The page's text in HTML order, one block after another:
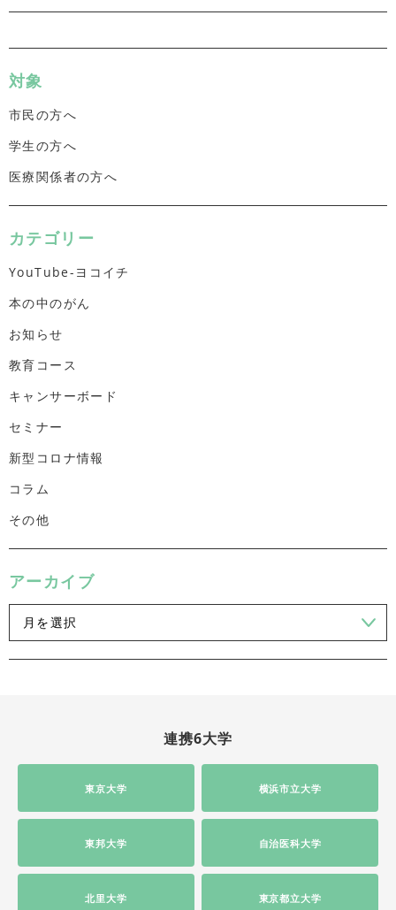
対象
市民の方へ
学生の方へ
医療関係者の方へ
カテゴリー
YouTube-ヨコイチ
本の中のがん
お知らせ
教育コース
キャンサーボード
セミナー
新型コロナ情報
コラム
その他
アーカイブ
連携6大学
東京大学 横浜市立大学
東邦大学 自治医科大学
北里大学 東京都立大学